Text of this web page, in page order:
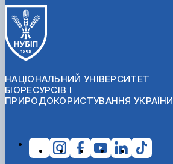
НАЦІОНАЛЬНИЙ УНІВЕРСИТЕТ
БІОРЕСУРСІВ І
ПРИРОДОКОРИСТУВАННЯ УКРАЇНИ